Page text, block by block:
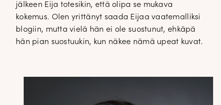
jälkeen Eija totesikin, että olipa se mukava
kokemus. Olen yrittänyt saada Eijaa vaatemalliksi
blogiin, mutta vielä hän ei ole suostunut, ehkäpä
hän pian suostuukin, kun näkee nämä upeat kuvat.